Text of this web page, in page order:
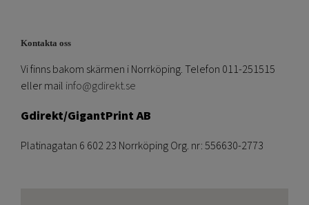
Kontakta oss
Vi finns bakom skärmen i Norrköping. Telefon 011-251515
eller mail info@gdirekt.se
Gdirekt/GigantPrint AB
Platinagatan 6 602 23 Norrköping Org. nr: 556630-2773